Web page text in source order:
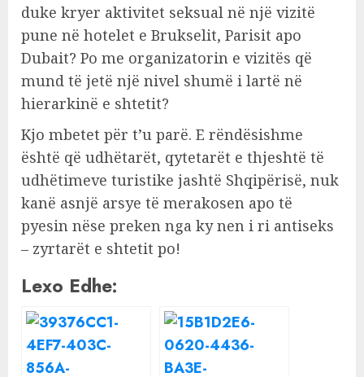
duke kryer aktivitet seksual në një vizitë
pune në hotelet e Brukselit, Parisit apo
Dubait? Po me organizatorin e vizitës që
mund të jetë një nivel shumë i lartë në
hierarkinë e shtetit?
Kjo mbetet për t’u parë. E rëndësishme
është që udhëtarët, qytetarët e thjeshtë të
udhëtimeve turistike jashtë Shqipërisë, nuk
kanë asnjë arsye të merakosen apo të
pyesin nëse preken nga ky nen i ri antiseks
– zyrtarët e shtetit po!
Lexo Edhe: